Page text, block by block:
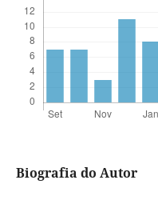
Biografia do Autor